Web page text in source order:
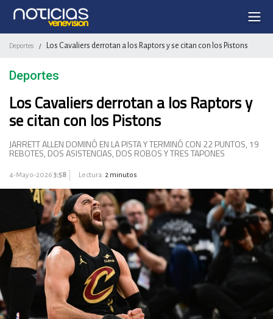
Deportes / Los Cavaliers derrotan a los Raptors y se citan con los Pistons
Deportes
Los Cavaliers derrotan a los Raptors y
se citan con los Pistons
JARRETT ALLEN DOMINÓ EN LA PISTA Y TERMINÓ CON 22 PUNTOS, 19
REBOTES, DOS ASISTENCIAS, DOS ROBOS Y TRES TAPONES
4-Mayo-2026 3:58 Lectura: 2 minutos